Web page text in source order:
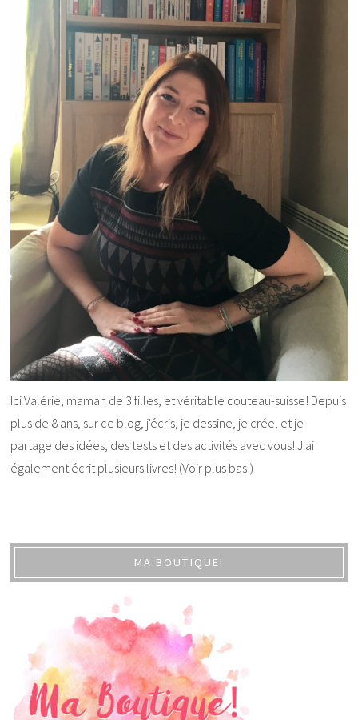
Ici Valérie, maman de 3 filles, et véritable couteau-suisse! Depuis
plus de 8 ans, sur ce blog, j'écris, je dessine, je crée, et je
partage des idées, des tests et des activités avec vous! J'ai
également écrit plusieurs livres! (Voir plus bas!)
MA BOUTIQUE!